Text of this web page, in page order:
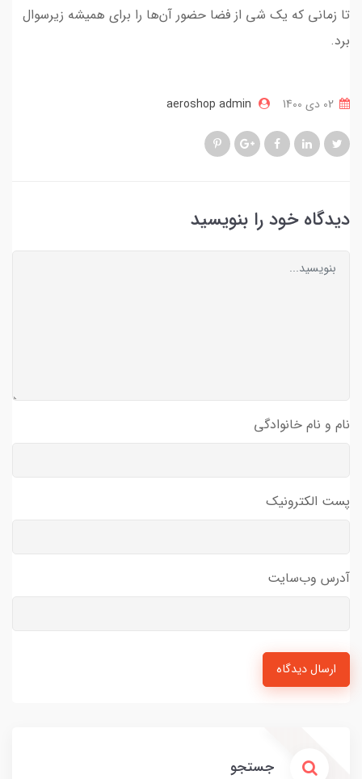
تا زمانی که یک شی از فضا حضور آن‌ها را برای همیشه زیرسوال
برد.
aeroshop admin
دیدگاه خود را بنویسید
نام و نام خانوادگی
پست الکترونیک
آدرس وب‌سایت
ارسال دیدگاه
جستجو